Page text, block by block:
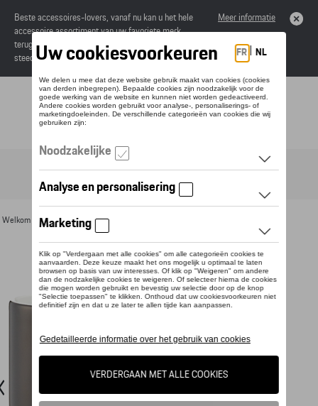
Beste accessoires-lovers, vanaf nu kan u het hele
accessoire assortiment van uw favoriete merk
terugvinden in de online catalogus. Deze kunnen
steeds besteld worden via uw dealer.
Meer informatie
Toggle navigation
Welkom >Voor u >Divers >